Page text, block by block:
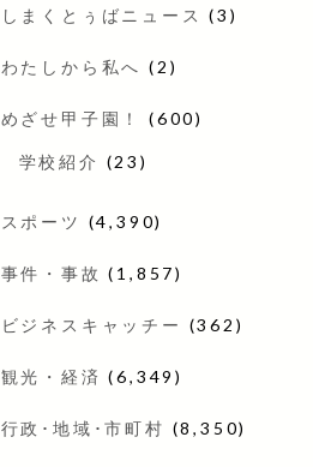
しまくとぅばニュース (3)
わたしから私へ (2)
めざせ甲子園！ (600)
学校紹介 (23)
スポーツ (4,390)
事件・事故 (1,857)
ビジネスキャッチー (362)
観光・経済 (6,349)
行政･地域･市町村 (8,350)